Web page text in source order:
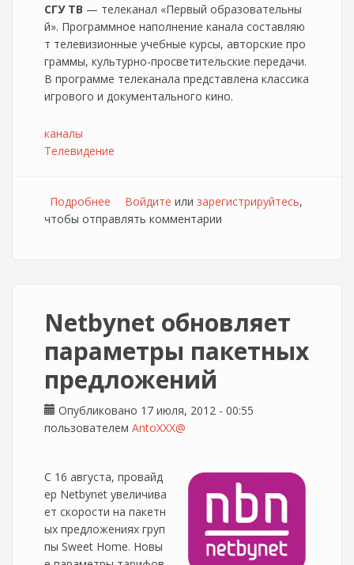
СГУ ТВ — телеканал «Первый образовательны
й». Программное наполнение канала составляю
т телевизионные учебные курсы, авторские про
граммы, культурно-просветительские передачи.
В программе телеканала представлена классика
игрового и документального кино.
каналы
Телевидение
Подробнее о Изменения в составе каналов Netbynet ТВ
Войдите или зарегистрируйтесь,
чтобы отправлять комментарии
Netbynet обновляет
параметры пакетных
предложений
Опубликовано 17 июля, 2012 - 00:55
пользователем AntoXXX@
С 16 августа, провайд
ер Netbynet увеличива
ет скорости на пакетн
ых предложениях груп
пы Sweet Home. Новы